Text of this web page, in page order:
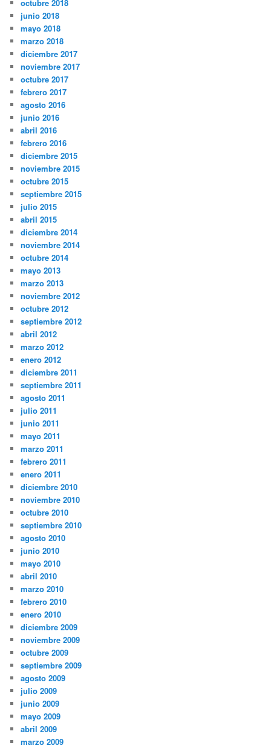
octubre 2018
junio 2018
mayo 2018
marzo 2018
diciembre 2017
noviembre 2017
octubre 2017
febrero 2017
agosto 2016
junio 2016
abril 2016
febrero 2016
diciembre 2015
noviembre 2015
octubre 2015
septiembre 2015
julio 2015
abril 2015
diciembre 2014
noviembre 2014
octubre 2014
mayo 2013
marzo 2013
noviembre 2012
octubre 2012
septiembre 2012
abril 2012
marzo 2012
enero 2012
diciembre 2011
septiembre 2011
agosto 2011
julio 2011
junio 2011
mayo 2011
marzo 2011
febrero 2011
enero 2011
diciembre 2010
noviembre 2010
octubre 2010
septiembre 2010
agosto 2010
junio 2010
mayo 2010
abril 2010
marzo 2010
febrero 2010
enero 2010
diciembre 2009
noviembre 2009
octubre 2009
septiembre 2009
agosto 2009
julio 2009
junio 2009
mayo 2009
abril 2009
marzo 2009